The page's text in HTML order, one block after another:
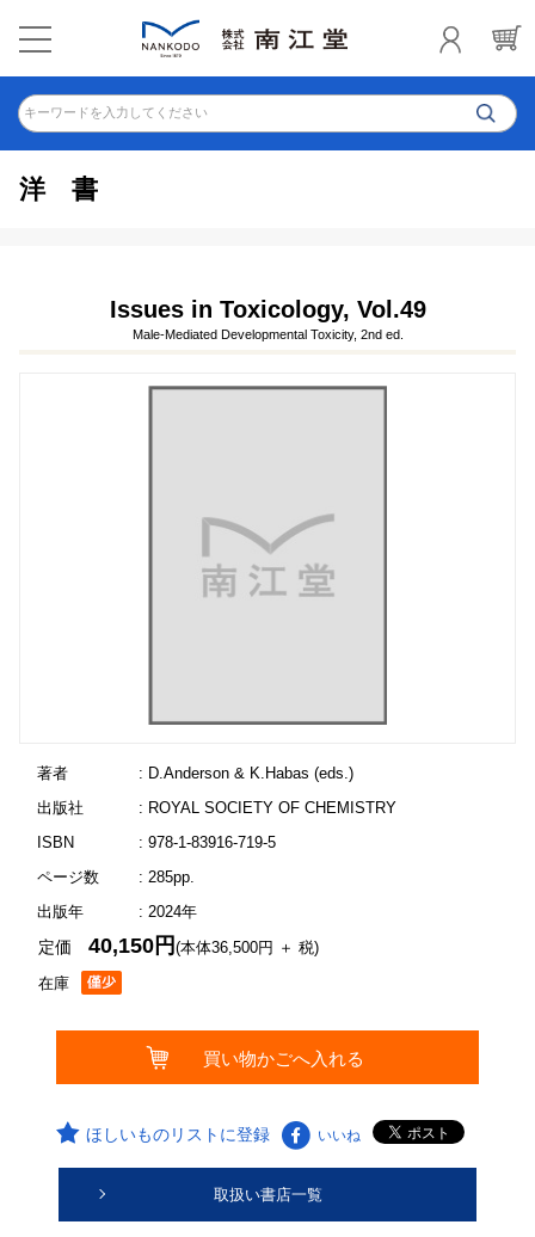
キーワードを入力してください
洋書
Issues in Toxicology, Vol.49
Male-Mediated Developmental Toxicity, 2nd ed.
著者
: D.Anderson & K.Habas (eds.)
出版社
: ROYAL SOCIETY OF CHEMISTRY
ISBN
: 978-1-83916-719-5
ページ数
: 285pp.
出版年
: 2024年
在庫
定価40,150円(本体36,500円 ＋ 税)
ほしいものリストに登録 いいね
取扱い書店一覧